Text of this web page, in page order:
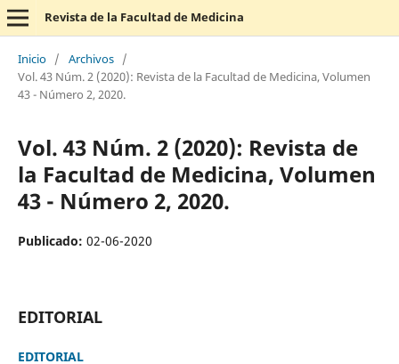
Revista de la Facultad de Medicina
Inicio / Archivos /
Vol. 43 Núm. 2 (2020): Revista de la Facultad de Medicina, Volumen
43 - Número 2, 2020.
Vol. 43 Núm. 2 (2020): Revista de
la Facultad de Medicina, Volumen
43 - Número 2, 2020.
Publicado: 02-06-2020
EDITORIAL
EDITORIAL